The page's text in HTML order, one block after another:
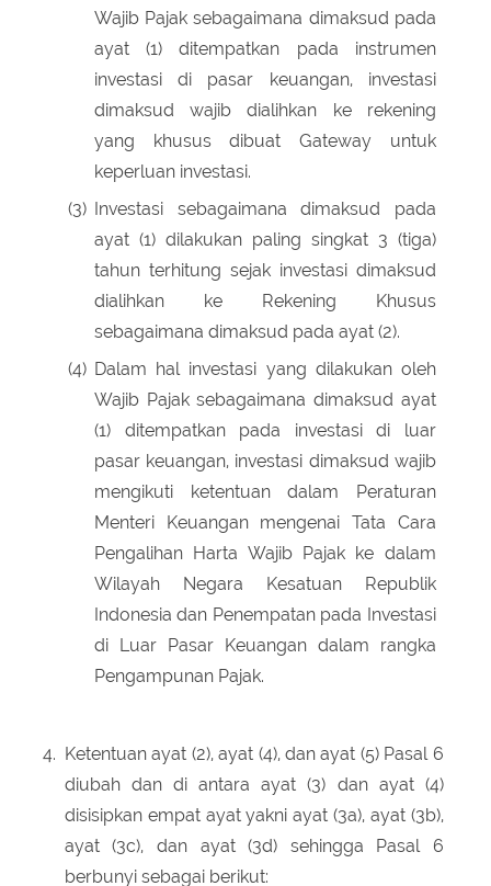
Wajib Pajak sebagaimana dimaksud pada
ayat (1) ditempatkan pada instrumen
investasi di pasar keuangan, investasi
dimaksud wajib dialihkan ke rekening
yang khusus dibuat Gateway untuk
keperluan investasi.
(3) Investasi sebagaimana dimaksud pada
ayat (1) dilakukan paling singkat 3 (tiga)
tahun terhitung sejak investasi dimaksud
dialihkan ke Rekening Khusus
sebagaimana dimaksud pada ayat (2).
(4) Dalam hal investasi yang dilakukan oleh
Wajib Pajak sebagaimana dimaksud ayat
(1) ditempatkan pada investasi di luar
pasar keuangan, investasi dimaksud wajib
mengikuti ketentuan dalam Peraturan
Menteri Keuangan mengenai Tata Cara
Pengalihan Harta Wajib Pajak ke dalam
Wilayah Negara Kesatuan Republik
Indonesia dan Penempatan pada Investasi
di Luar Pasar Keuangan dalam rangka
Pengampunan Pajak.
4. Ketentuan ayat (2), ayat (4), dan ayat (5) Pasal 6
diubah dan di antara ayat (3) dan ayat (4)
disisipkan empat ayat yakni ayat (3a), ayat (3b),
ayat (3c), dan ayat (3d) sehingga Pasal 6
berbunyi sebagai berikut: